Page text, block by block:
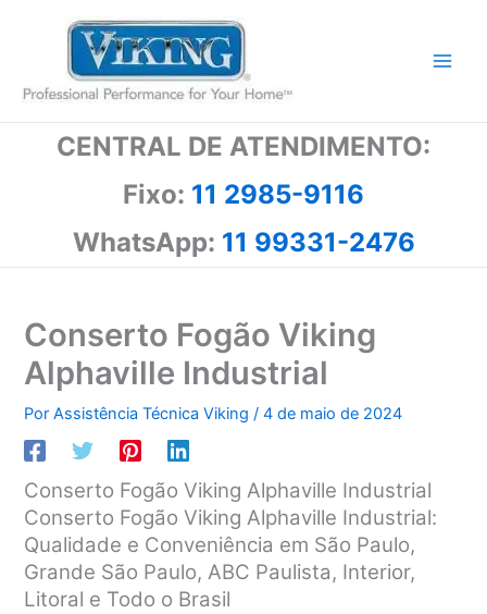
conteúdo
CENTRAL DE ATENDIMENTO:
Fixo: 11 2985-9116
WhatsApp: 11 99331-2476
Conserto Fogão Viking
Alphaville Industrial
PorAssistência Técnica Viking/4 de maio de 2024
Conserto Fogão Viking Alphaville Industrial
Conserto Fogão Viking Alphaville Industrial:
Qualidade e Conveniência em São Paulo,
Grande São Paulo, ABC Paulista, Interior,
Litoral e Todo o Brasil